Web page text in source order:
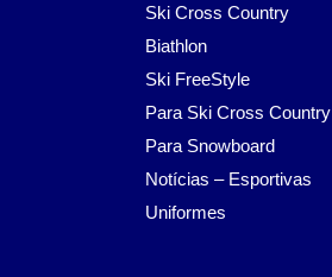
Ski Cross Country
Biathlon
Ski FreeStyle
Para Ski Cross Country
Para Snowboard
Notícias – Esportivas
Uniformes